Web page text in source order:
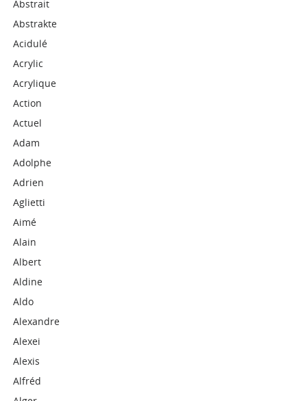
Abstrait
Abstrakte
Acidulé
Acrylic
Acrylique
Action
Actuel
Adam
Adolphe
Adrien
Aglietti
Aimé
Alain
Albert
Aldine
Aldo
Alexandre
Alexei
Alexis
Alfréd